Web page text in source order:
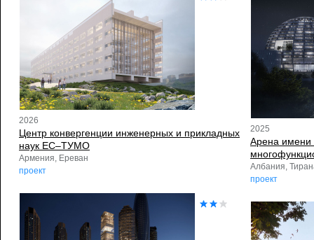
2026
Центр конвергенции инженерных и прикладных
наук ЕС–ТУМО
Армения, Ереван
проект
2025
Арена имени
Албания,
проект